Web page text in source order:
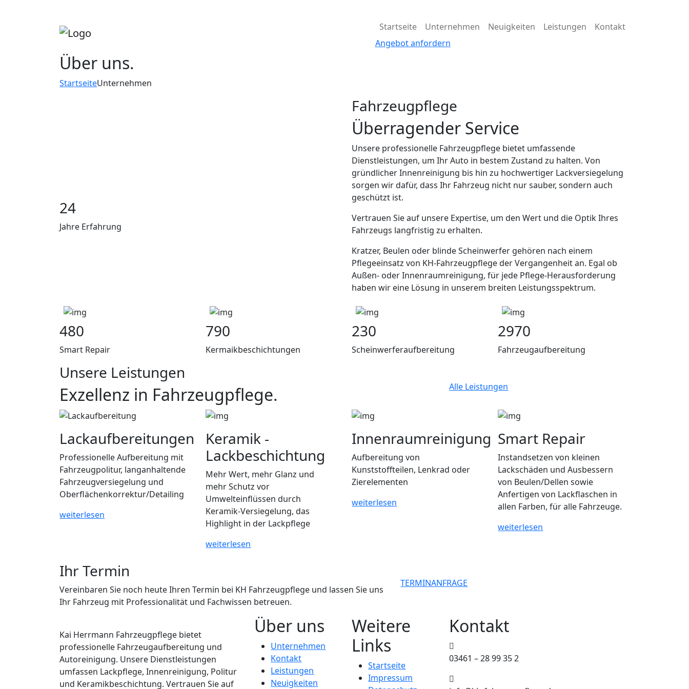
Startseite Unternehmen Neuigkeiten Leistungen
Kontakt
Angebot anfordern
Über uns.
StartseiteUnternehmen
24
Jahre Erfahrung
Fahrzeugpflege
Überragender Service
Unsere professionelle Fahrzeugpflege bietet umfassende
Dienstleistungen, um Ihr Auto in bestem Zustand zu halten. Von
gründlicher Innenreinigung bis hin zu hochwertiger Lackversiegelung
sorgen wir dafür, dass Ihr Fahrzeug nicht nur sauber, sondern auch
geschützt ist.
Vertrauen Sie auf unsere Expertise, um den Wert und die Optik Ihres
Fahrzeugs langfristig zu erhalten.
Kratzer, Beulen oder blinde Scheinwerfer gehören nach einem
Pflegeeinsatz von KH-Fahrzeugpflege der Vergangenheit an. Egal ob
Außen- oder Innenraumreinigung, für jede Pflege-Herausforderung
haben wir eine Lösung in unserem breiten Leistungsspektrum.
480
Smart Repair
790
Kermaikbeschichtungen
230
Scheinwerferaufbereitung
2970
Fahrzeugaufbereitung
Unsere Leistungen
Exzellenz in Fahrzeugpflege. Alle Leistungen
Lackaufbereitungen
Professionelle Aufbereitung mit
Fahrzeugpolitur, langanhaltende
Fahrzeugversiegelung und
Oberflächenkorrektur/Detailing
weiterlesen
Keramik -
Lackbeschichtung
Mehr Wert, mehr Glanz und
mehr Schutz vor
Umwelteinflüssen durch
Keramik-Versiegelung, das
Highlight in der Lackpflege
weiterlesen
Innenraumreinigung
Aufbereitung von
Kunststoffteilen, Lenkrad oder
Zierelementen
weiterlesen
Smart Repair
Instandsetzen von kleinen
Lackschäden und Ausbessern
von Beulen/Dellen sowie
Anfertigen von Lackflaschen in
allen Farben, für alle Fahrzeuge.
weiterlesen
Ihr Termin
Vereinbaren Sie noch heute Ihren Termin bei KH Fahrzeugpflege und lassen Sie uns
Ihr Fahrzeug mit Professionalität und Fachwissen betreuen.
TERMINANFRAGE
Kai Herrmann Fahrzeugpflege bietet
professionelle Fahrzeugaufbereitung und
Autoreinigung. Unsere Dienstleistungen
umfassen Lackpflege, Innenreinigung, Politur
und Keramikbeschichtung. Vertrauen Sie auf
Über uns
Unternehmen
Kontakt
Leistungen
Neuigkeiten
Weitere
Links
Startseite
Impressum
Kontakt
03461 – 28 99 35 2